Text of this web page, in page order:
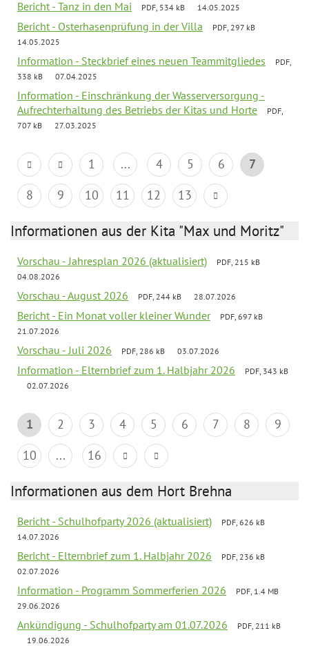
Bericht - Tanz in den Mai PDF, 534 kB 14.05.2025
Bericht - Osterhasenprüfung in der Villa
PDF, 297 kB
14.05.2025
Information - Steckbrief eines neuen Teammitgliedes
PDF,
338 kB
07.04.2025
Information - Einschränkung der Wasserversorgung -
Aufrechterhaltung des Betriebs der Kitas und Horte
PDF,
707 kB
27.03.2025
1 ... 4 5 6
7
8
9 10 11 12 13
Informationen aus der Kita "Max und Moritz"
Vorschau - Jahresplan 2026 (aktualisiert)
PDF, 215 kB
04.08.2026
Vorschau - August 2026 PDF, 244 kB 28.07.2026
Bericht - Ein Monat voller kleiner Wunder
PDF, 697 kB
21.07.2026
Vorschau - Juli 2026 PDF, 286 kB 03.07.2026
Information - Elternbrief zum 1. Halbjahr 2026
PDF, 343 kB
02.07.2026
1 2 3 4 5 6 7 8
9
10
... 16
Informationen aus dem Hort Brehna
Bericht - Schulhofparty 2026 (aktualisiert)
PDF, 626 kB
14.07.2026
Bericht - Elternbrief zum 1. Halbjahr 2026
PDF, 236 kB
02.07.2026
Information - Programm Sommerferien 2026
PDF, 1.4 MB
29.06.2026
Ankündigung - Schulhofparty am 01.07.2026
PDF, 211 kB
19.06.2026